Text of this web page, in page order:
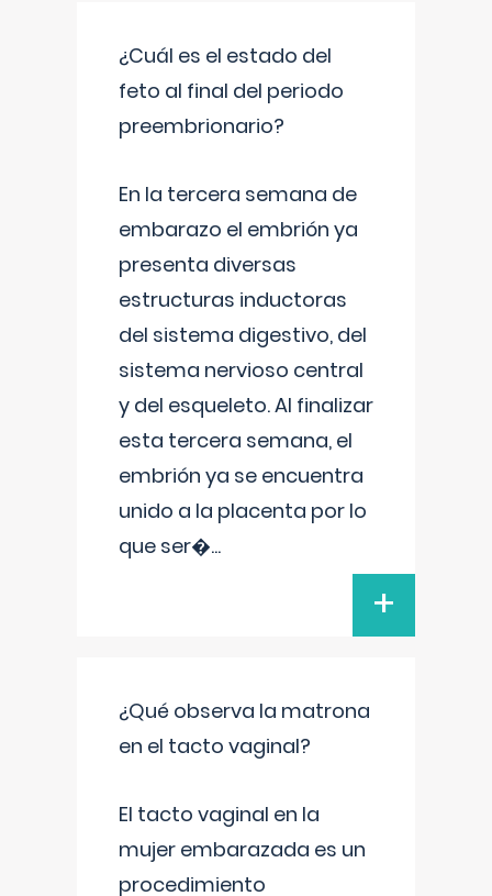
¿Cuál es el estado del
feto al final del periodo
preembrionario?
En la tercera semana de
embarazo el embrión ya
presenta diversas
estructuras inductoras
del sistema digestivo, del
sistema nervioso central
y del esqueleto. Al finalizar
esta tercera semana, el
embrión ya se encuentra
unido a la placenta por lo
que ser�...
+
¿Qué observa la matrona
en el tacto vaginal?
El tacto vaginal en la
mujer embarazada es un
procedimiento